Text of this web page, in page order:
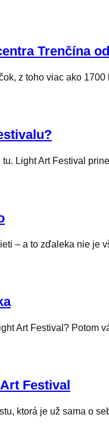
Trenčína
z toho viac ako
Light Art Festival
– a to zďaleka nie
Art Festival? Potom
Festival
ktorá je už sama o